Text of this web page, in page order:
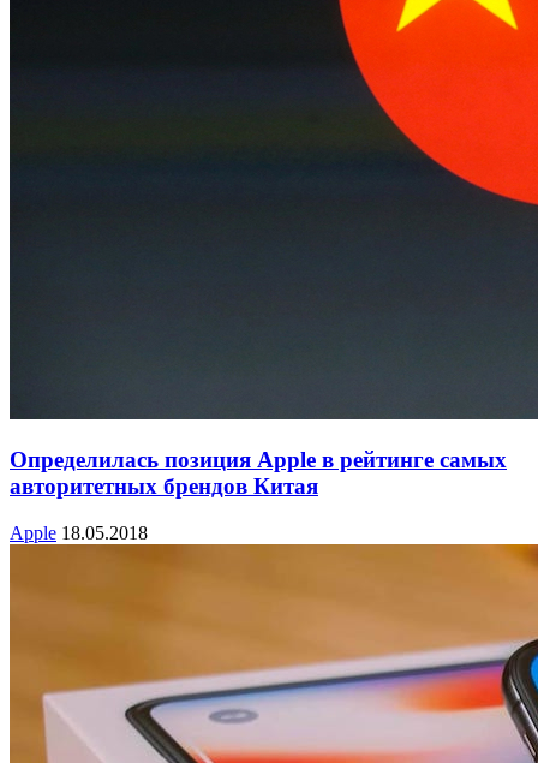
Определилась позиция Apple в рейтинге самых
авторитетных брендов Китая
Apple 18.05.2018